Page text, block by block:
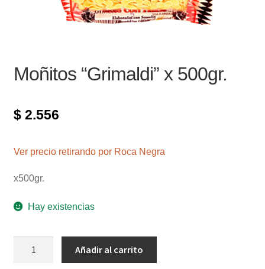
Cómo Comprar?
Moñitos “Grimaldi” x 500gr.
$2.556
Ver precio retirando por Roca Negra
x500gr.
Hay existencias
Añadir al carrito